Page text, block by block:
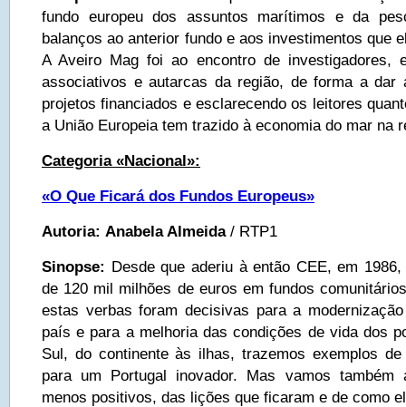
fundo europeu dos assuntos marítimos e da
balanços ao anterior fundo e aos investimentos que
A Aveiro Mag foi ao encontro de investigadores,
associativos e autarcas da região, de forma a dar
projetos financiados e esclarecendo os leitores
a União Europeia tem trazido à economia do mar na
Categoria «Nacional»:
«O Que Ficará dos Fundos Europeus»
Autoria: Anabela Almeida / RTP1
Sinopse: Desde que aderiu à então CEE, em
de 120 mil milhões de euros em fundos
estas verbas foram decisivas para a
país e para a melhoria das condições de vida dos
Sul, do continente às ilhas, trazemos exemplos
para um Portugal inovador. Mas vamos também
menos positivos, das lições que ficaram e de como